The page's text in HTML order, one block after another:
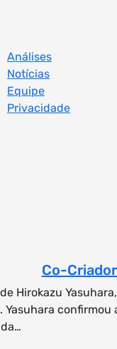
Análises
Notícias
Equipe
Privacidade
Co-
Hirokazu